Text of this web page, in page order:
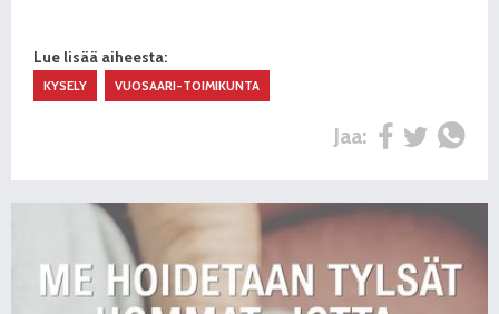
Lue lisää aiheesta:
KYSELY VUOSAARI-TOIMIKUNTA
Jaa: